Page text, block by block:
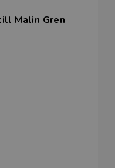
Malin Gren